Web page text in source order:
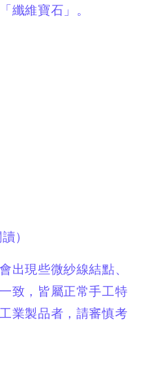
纖維寶石」。
）
出現些微紗線結點、
致，皆屬正常手工特
業製品者，請審慎考